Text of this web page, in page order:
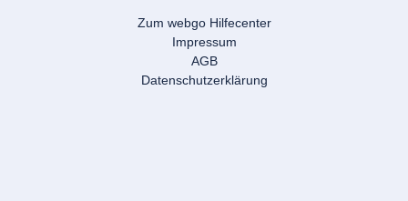
Zum webgo Hilfecenter
Impressum
AGB
Datenschutzerklärung